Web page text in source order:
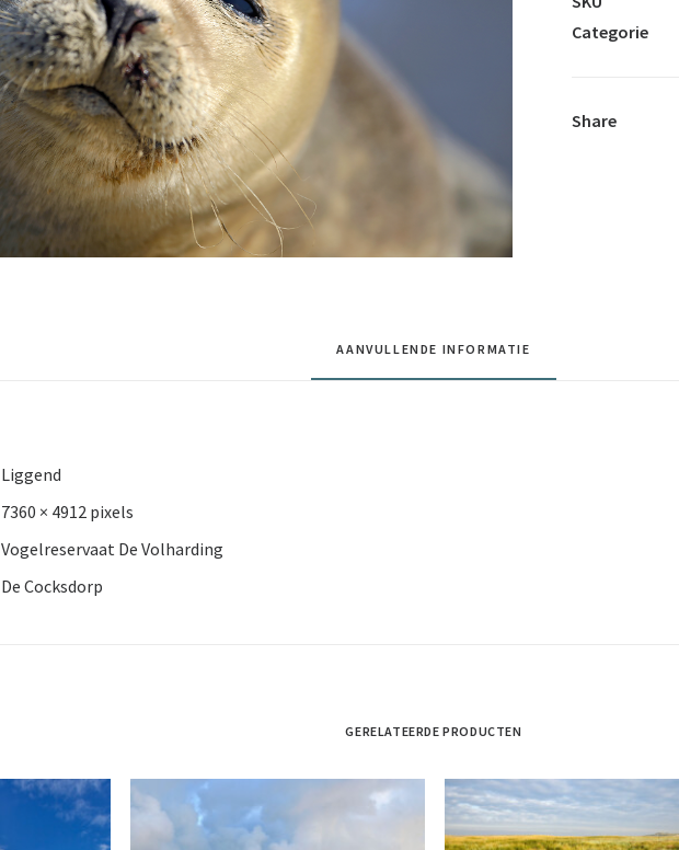
Categorie
Share
AANVULLENDE INFORMATIE
Liggend
7360 × 4912 pixels
Vogelreservaat De Volharding
De Cocksdorp
GERELATEERDE PRODUCTEN